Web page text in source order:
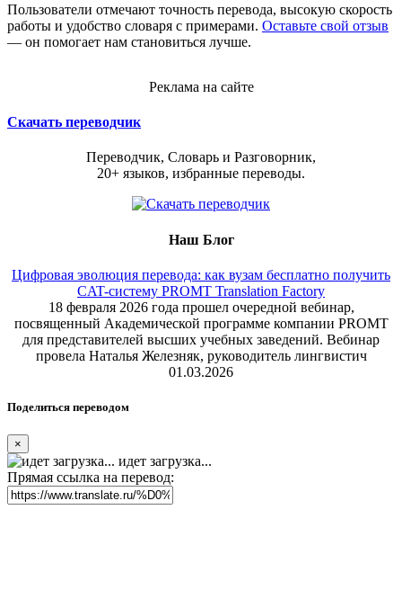
Пользователи отмечают точность перевода, высокую скорость
работы и удобство словаря с примерами. Оставьте свой отзыв
— он помогает нам становиться лучше.
Реклама на сайте
Скачать переводчик
Переводчик, Словарь и Разговорник,
20+ языков, избранные переводы.
Наш Блог
Цифровая эволюция перевода: как вузам бесплатно получить
CAT-систему PROMT Translation Factory
18 февраля 2026 года прошел очередной вебинар,
посвященный Академической программе компании PROMT
для представителей высших учебных заведений. Вебинар
провела Наталья Железняк, руководитель лингвистич
01.03.2026
Поделиться переводом
×
идет загрузка...
Прямая ссылка на перевод: